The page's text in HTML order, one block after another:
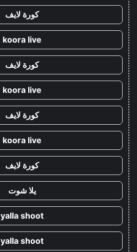
كورة لايف
koora live
كورة لايف
koora live
كورة لايف
koora live
كورة لايف
يلا شوت
yalla shoot
yalla shoot